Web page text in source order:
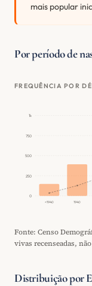
mais popular
Por período de
FREQUÊNCIA POR
0
250
500
750
1k
<1940 1940
Fonte: Censo
vivas recenseadas,
Distribuição por